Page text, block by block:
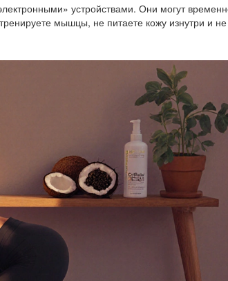
устройствами. Они могут
мышцы, не питаете кожу изнутри и не